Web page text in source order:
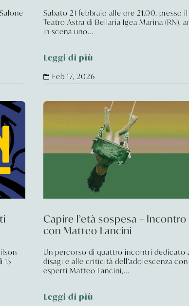
Sabato 21 febbraio alle ore 21.00, presso il
Teatro Astra di Bellaria Igea Marina (RN),
in scena uno...
Leggi di più
 Feb 17, 2026
15
Capire l’età sospesa – Incontro
con Matteo Lancini
Un percorso di quattro incontri dedicato
disagi e alle criticità dell’adolescenza
esperti Matteo Lancini,...
Leggi di più